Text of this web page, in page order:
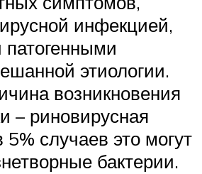
инфекцией,
этиологии.
возникновения
– риновирусная
5% случаев это могут
бактерии.